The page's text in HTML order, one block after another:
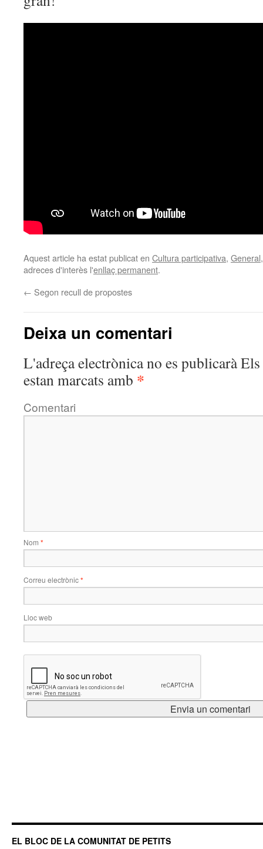
Aquest article ha estat publicat en Cultura participativa, General
adreces d'interès l'enllaç permanent.
← Segon recull de propostes
Deixa un comentari
L'adreça electrònica no es publicaràEls
estan marcats amb *
Comentari
Nom *
Correu electrònic*
Lloc web
EL BLOC DE LA COMUNITAT DE PETITS